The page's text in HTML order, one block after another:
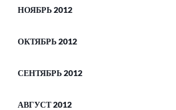
НОЯБРЬ 2012
ОКТЯБРЬ 2012
СЕНТЯБРЬ 2012
АВГУСТ 2012